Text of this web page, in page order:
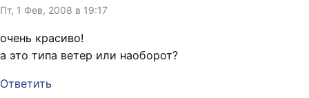
Пт, 1 Фев, 2008 в 19:17
очень красиво!
а это типа ветер или наоборот?
Ответить